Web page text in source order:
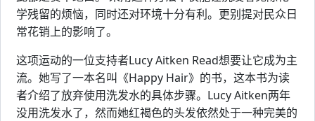
学残留的烦恼，同时还对环境十分有利。更别提对民众日
常花销上的影响了。
这项运动的一位支持者Lucy Aitken Read想要让它成为主
流。她写了一本名叫《Happy Hair》的书，这本书为读
者介绍了放弃使用洗发水的具体步骤。Lucy Aitken两年
没用洗发水了，然而她红褐色的头发依然处于一种完美的